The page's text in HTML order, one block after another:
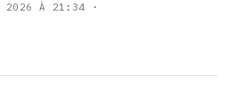
2026 À 21:34 ·